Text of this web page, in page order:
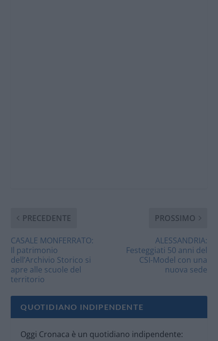
PRECEDENTE
CASALE MONFERRATO:
Il patrimonio
dell’Archivio Storico si
apre alle scuole del
territorio
PROSSIMO
ALESSANDRIA:
Festeggiati 50 anni del
CSI-Model con una
nuova sede
QUOTIDIANO INDIPENDENTE
Oggi Cronaca è un quotidiano indipendente: